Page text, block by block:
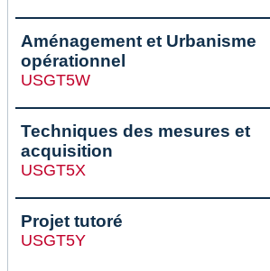
Aménagement et Urbanisme
opérationnel
USGT5W
Techniques des mesures et
acquisition
USGT5X
Projet tutoré
USGT5Y